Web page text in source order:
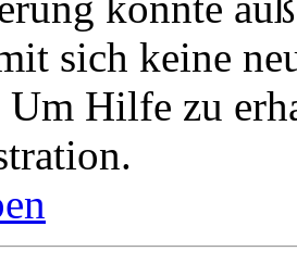
sich keine
Hilfe zu